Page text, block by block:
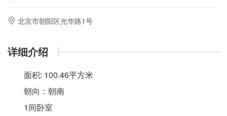
北京市朝阳区光华路1号
详细介绍
面积: 100.46平方米
朝向：朝南
1间卧室